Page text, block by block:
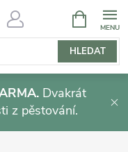
HLEDAT
NÁKUPNÍ
KOŠÍK
Dvakrát
z pěstování.